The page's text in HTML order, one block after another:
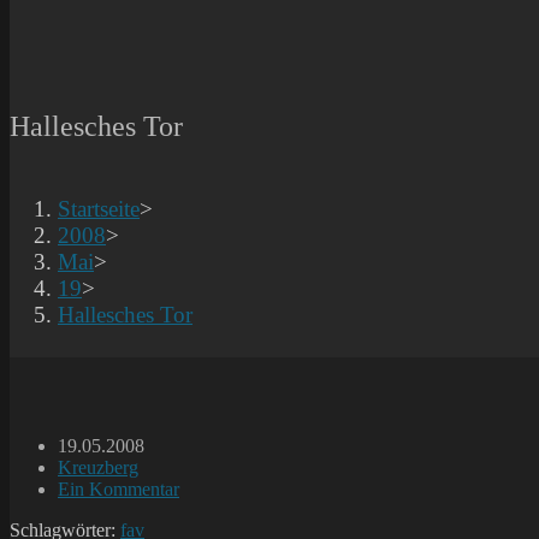
Hallesches Tor
Startseite>
2008>
Mai>
19>
Hallesches Tor
Beitrag
veröffentlicht:
19.05.2008
Beitrags-
Kategorie:
Kreuzberg
Beitrags-
Ein Kommentar
Schlagwörter: fav